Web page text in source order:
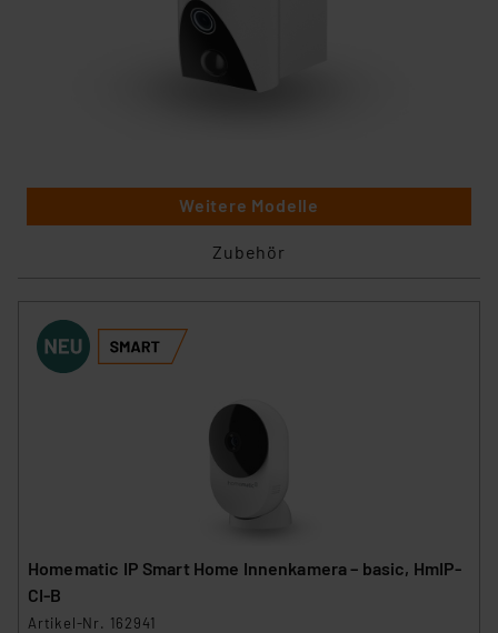
Weitere Modelle
Zubehör
Homematic IP Smart Home Innenkamera – basic, HmIP-
CI-B
Artikel-Nr. 162941